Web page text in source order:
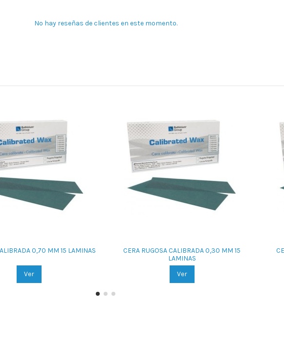
No hay reseñas de clientes en este momento.
0,70 MM 15 LAMINAS
Ver
CERA RUGOSA CALIBRADA 0,30 MM 15
LAMINAS
Ver